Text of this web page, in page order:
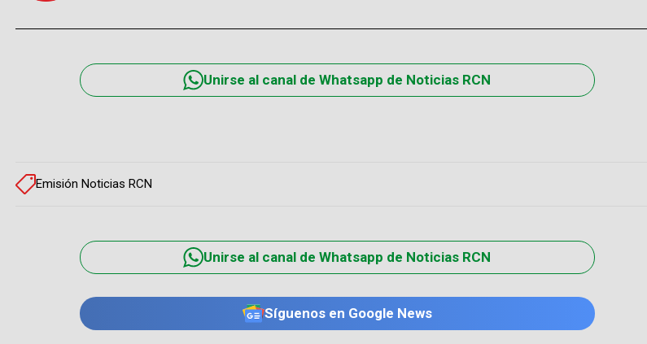
Unirse al canal de Whatsapp de Noticias RCN
Emisión Noticias RCN
Unirse al canal de Whatsapp de Noticias RCN
Síguenos en Google News